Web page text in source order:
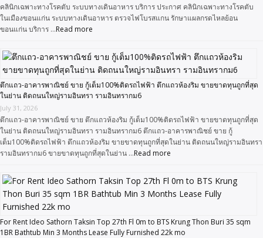
คลินิกเฉพาะทางโรคตับ ระบบทางเดินอาหาร บริการ ประกาศ คลินิกเฉพาะทางโรคตับ
ในเมืองขอนแก่น ระบบทางเดินอาหาร ตรวจไฟโบรสแกน รักษาแผลกรดไหลย้อน
ขอนแก่น บริการ …Read more
ตึกแถว-อาคารพาณิชย์ ขาย กู้เต็ม100%ติดรถไฟฟ้า ตึกแถวห้องริม ขายขาดทุนถูกที่สุด
ในย่าน ติดถนนใหญ่รามอินทรา รามอินทรากม6
July 31, 2026
ตึกแถว-อาคารพาณิชย์ ขาย ตึกแถวห้องริม กู้เต็ม100%ติดรถไฟฟ้า ขายขาดทุนถูกที่สุด
ในย่าน ติดถนนใหญ่รามอินทรา รามอินทรากม6 ตึกแถว-อาคารพาณิชย์ ขาย กู้
เต็ม100%ติดรถไฟฟ้า ตึกแถวห้องริม ขายขาดทุนถูกที่สุดในย่าน ติดถนนใหญ่รามอินทรา
รามอินทรากม6 ขายขาดทุนถูกที่สุดในย่าน …Read more
For Rent Ideo Sathorn Taksin Top 27th Fl 0m to BTS Krung Thon Buri 35 sqm
1BR Bathtub Min 3 Months Lease Fully Furnished 22k mo